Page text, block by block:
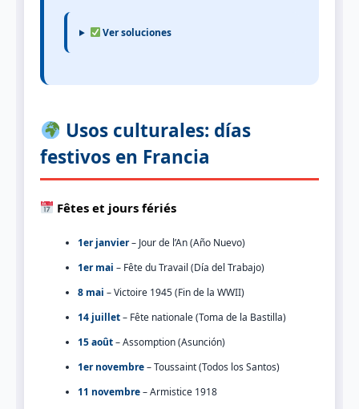
Ver soluciones
Usos culturales: días
festivos en Francia
Fêtes et jours fériés
1er janvier– Jour de l’An (Año Nuevo)
1er mai – Fête du Travail (Día del Trabajo)
8 mai – Victoire 1945 (Fin de la WWII)
14 juillet– Fête nationale (Toma de la Bastilla)
15 août– Assomption (Asunción)
1er novembre– Toussaint (Todos los Santos)
11 novembre– Armistice 1918